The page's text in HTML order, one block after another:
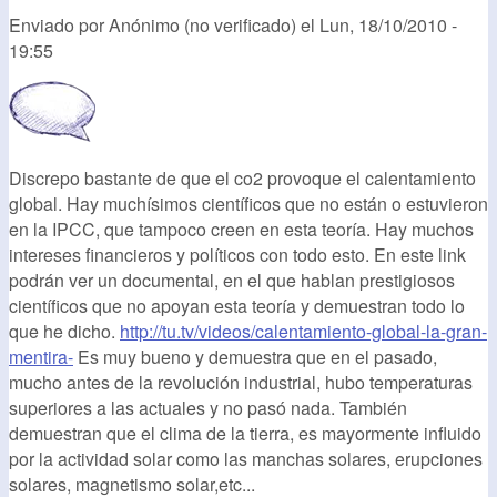
Enviado porAnónimo (no verificado) el Lun, 18/10/2010 -
19:55
Discrepo bastante de que el co2 provoque el calentamiento
global. Hay muchísimos científicos que no están o estuvieron
en la IPCC, que tampoco creen en esta teoría. Hay muchos
intereses financieros y políticos con todo esto. En este link
podrán ver un documental, en el que hablan prestigiosos
científicos que no apoyan esta teoría y demuestran todo lo
que he dicho. http://tu.tv/videos/calentamiento-global-la-gran-
mentira- Es muy bueno y demuestra que en el pasado,
mucho antes de la revolución industrial, hubo temperaturas
superiores a las actuales y no pasó nada. También
demuestran que el clima de la tierra, es mayormente influido
por la actividad solar como las manchas solares, erupciones
solares, magnetismo solar,etc...